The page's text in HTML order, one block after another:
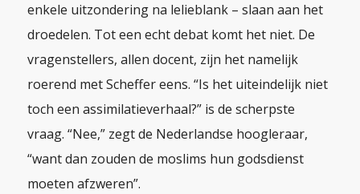
enkele uitzondering na lelieblank – slaan aan het
droedelen. Tot een echt debat komt het niet. De
vragenstellers, allen docent, zijn het namelijk
roerend met Scheffer eens. “Is het uiteindelijk niet
toch een assimilatieverhaal?” is de scherpste
vraag. “Nee,” zegt de Nederlandse hoogleraar,
“want dan zouden de moslims hun godsdienst
moeten afzweren”.